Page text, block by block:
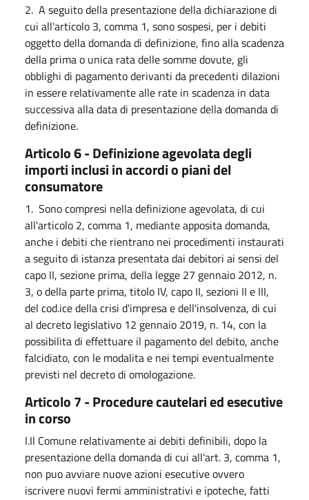
2. A seguito della presentazione della dichiarazione di
cui all'articolo 3, comma 1, sono sospesi, per i debiti
oggetto della domanda di definizione, fino alla scadenza
della prima o unica rata delle somme dovute, gli
obblighi di pagamento derivanti da precedenti dilazioni
in essere relativamente alle rate in scadenza in data
successiva alla data di presentazione della domanda di
definizione.
Articolo 6 - Definizione agevolata degli
importi inclusi in accordi o piani del
consumatore
1. Sono compresi nella definizione agevolata, di cui
all'articolo 2, comma 1, mediante apposita domanda,
anche i debiti che rientrano nei procedimenti instaurati
a seguito di istanza presentata dai debitori ai sensi del
capo II, sezione prima, della legge 27 gennaio 2012, n.
3, o della parte prima, titolo IV, capo II, sezioni II e III,
del cod.ice della crisi d'impresa e dell'insolvenza, di cui
al decreto legislativo 12 gennaio 2019, n. 14, con la
possibilita di effettuare il pagamento del debito, anche
falcidiato, con le modalita e nei tempi eventualmente
previsti nel decreto di omologazione.
Articolo 7 - Procedure cautelari ed esecutive
in corso
l.Il Comune relativamente ai debiti definibili, dopo la
presentazione della domanda di cui all'art. 3, comma 1,
non puo avviare nuove azioni esecutive ovvero
iscrivere nuovi fermi amministrativi e ipoteche, fatti